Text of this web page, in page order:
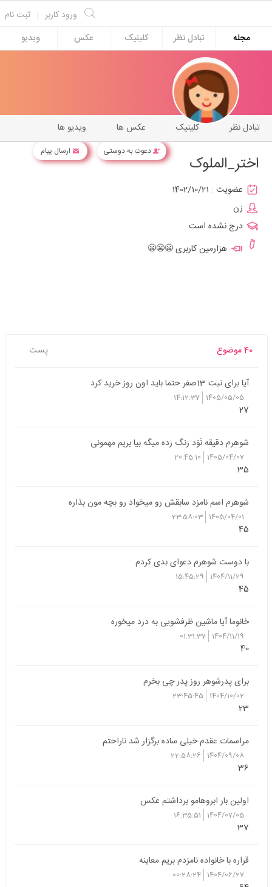
ثبت نام | ورود کاربر
مجله
تبادل نظر کلینیک عکس ویدیو
دعوت به دوستی ارسال پیام
ویدیو ها عکس ها کلینیک تبادل نظر
اختر_الملوک
عضویت : 1402/10/21
زن
درج نشده است
هزارمین کاربری 😬😬😬
40 موضوع پست
آیا برای نیت 13صفر حتما باید اون روز خرید کرد
1405/05/05
14:12:37
27
شوهرم دقیقه نَوَد زنگ زده میگه بیا بریم مهمونی
1405/04/07
20:45:10
35
شوهرم اسم نامزد سابقش رو میخواد رو بچه مون بذاره
1405/04/01
23:58:03
45
با دوست شوهرم دعوای بدی کردم
1404/11/29
15:45:29
45
خانوما آیا ماشین ظرفشویی به درد میخوره
1404/11/19
01:31:37
40
برای پدرشوهر روز پدر چی بخرم
1404/10/02
23:45:45
23
مراسمات عقدم خیلی ساده برگزار شد ناراحتم
1404/09/08
22:58:26
36
اولین بار ابروهامو برداشتم عکس
1404/07/05
16:35:51
37
قراره با خانواده نامزدم بریم معاینه
1404/06/27
00:28:24